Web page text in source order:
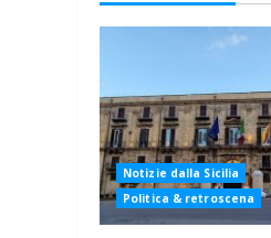
Notizie dalla Sicilia
Politica & retroscena